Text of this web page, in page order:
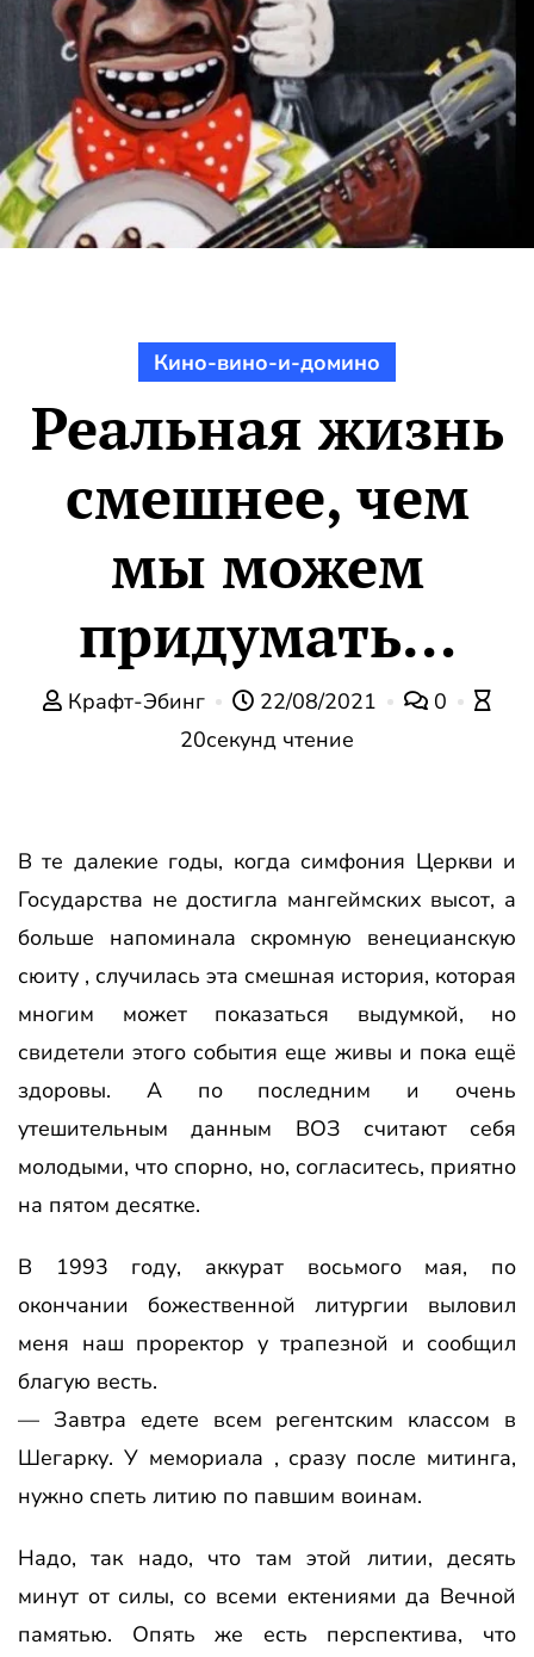
Кино-вино-и-домино
Реальная жизнь
смешнее, чем
мы можем
придумать…
Крафт-Эбинг 22/08/2021
0
20секунд чтение
В те далекие годы, когда симфония Церкви и
Государства не достигла мангеймских высот, а
больше напоминала скромную венецианскую
сюиту , случилась эта смешная история, которая
многим может показаться выдумкой, но
свидетели этого события еще живы и пока ещё
здоровы. А по последним и очень
утешительным данным ВОЗ считают себя
молодыми, что спорно, но, согласитесь, приятно
на пятом десятке.
В 1993 году, аккурат восьмого мая, по
окончании божественной литургии выловил
меня наш проректор у трапезной и сообщил
благую весть.
— Завтра едете всем регентским классом в
Шегарку. У мемориала , сразу после митинга,
нужно спеть литию по павшим воинам.
Надо, так надо, что там этой литии, десять
минут от силы, со всеми ектениями да Вечной
памятью. Опять же есть перспектива, что